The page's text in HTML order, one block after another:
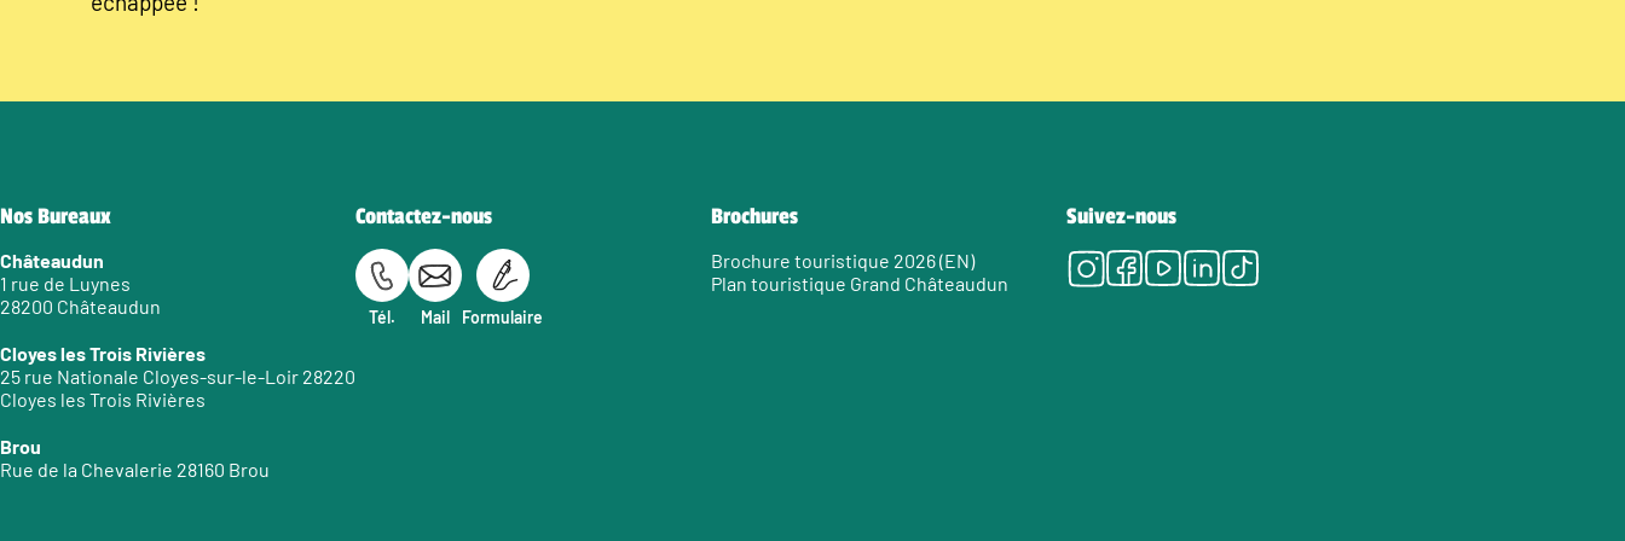
Nos Bureaux
Châteaudun
1 rue de Luynes
28200 Châteaudun
Cloyes les Trois Rivières
25 rue Nationale Cloyes-sur-le-Loir 28220
Cloyes les Trois Rivières
Brou
Rue de la Chevalerie 28160 Brou
Contactez-nous
Tél. Mail Formulaire
Brochures
Brochure touristique 2026 (EN)
Plan touristique Grand Châteaudun
Suivez-nous
Instagram
Facebook
Youtube
LinkedIn
Tiktok